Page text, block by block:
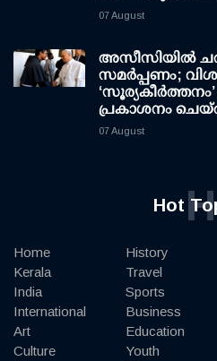
07 August
അസീസിയിൽ
സമർപ്പണം;
പ്രകാശനം
07 August
HotH
Home
Kerala
India
International
Art
Culture
History
Travel
Sports
Business
Education
Youth